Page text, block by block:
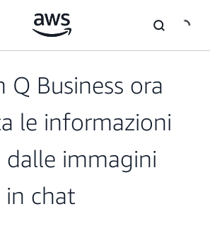
Q Business ora
le informazioni
dalle immagini
in chat